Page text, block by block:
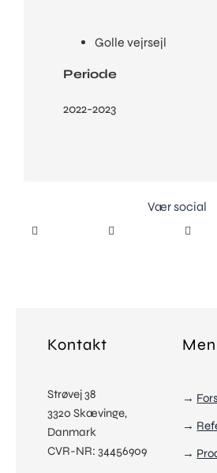
Golle vejrsejl
Periode
2022-2023
Vær social
Kontakt
Strøvej 38
3320 Skævinge,
Danmark
CVR-NR: 34456909
→
→
→